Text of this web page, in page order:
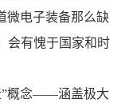
微电子装备那么缺
会有愧于国家和时
”概念——涵盖极大